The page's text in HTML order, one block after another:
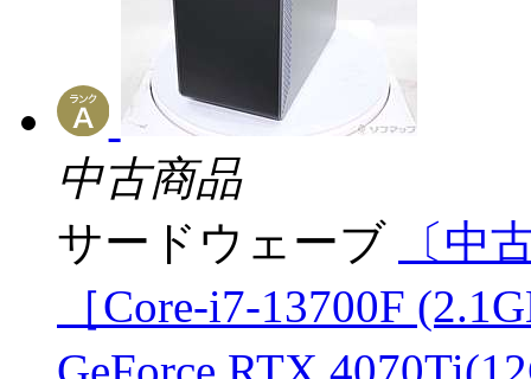
中古商品
サードウェーブ
〔中
［Core-i7-13700F